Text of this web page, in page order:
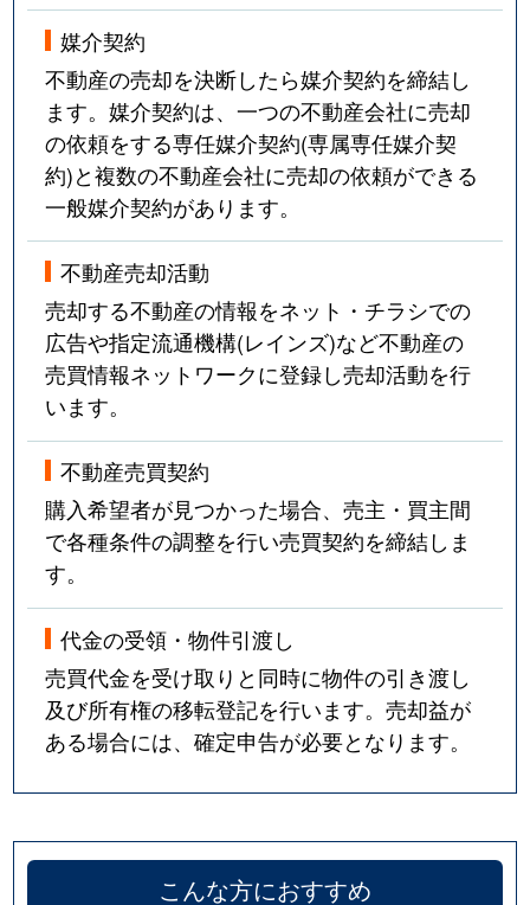
媒介契約
不動産の売却を決断したら媒介契約を締結し
ます。媒介契約は、一つの不動産会社に売却
の依頼をする専任媒介契約(専属専任媒介契
約)と複数の不動産会社に売却の依頼ができる
一般媒介契約があります。
不動産売却活動
売却する不動産の情報をネット・チラシでの
広告や指定流通機構(レインズ)など不動産の
売買情報ネットワークに登録し売却活動を行
います。
不動産売買契約
購入希望者が見つかった場合、売主・買主間
で各種条件の調整を行い売買契約を締結しま
す。
代金の受領・物件引渡し
売買代金を受け取りと同時に物件の引き渡し
及び所有権の移転登記を行います。売却益が
ある場合には、確定申告が必要となります。
こんな方におすすめ